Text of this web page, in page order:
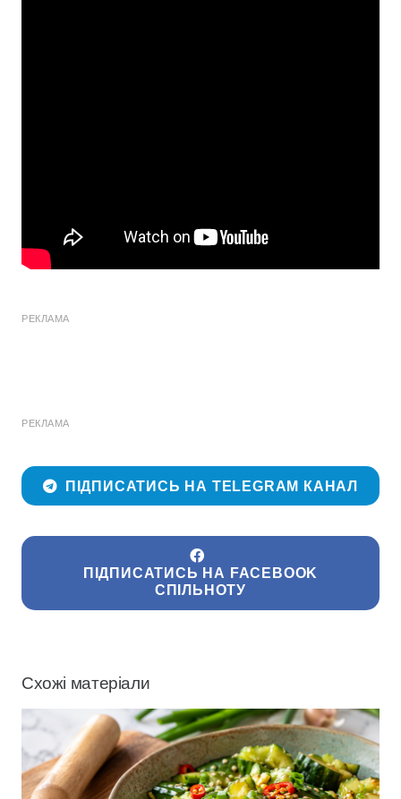
РЕКЛАМА
РЕКЛАМА
ПІДПИСАТИСЬ НА TELEGRAM КАНАЛ
ПІДПИСАТИСЬ НА FACEBOOK
СПІЛЬНОТУ
Схожі матеріали